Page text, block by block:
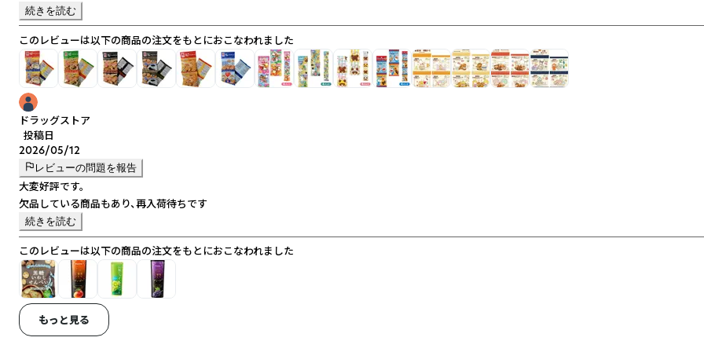
続きを読む
このレビューは以下の商品の注文をもとにおこなわれました
ドラッグストア
投稿日
2026/05/12
レビューの問題を報告
大変好評です。
欠品している商品もあり、再入荷待ちです
続きを読む
このレビューは以下の商品の注文をもとにおこなわれました
もっと見る